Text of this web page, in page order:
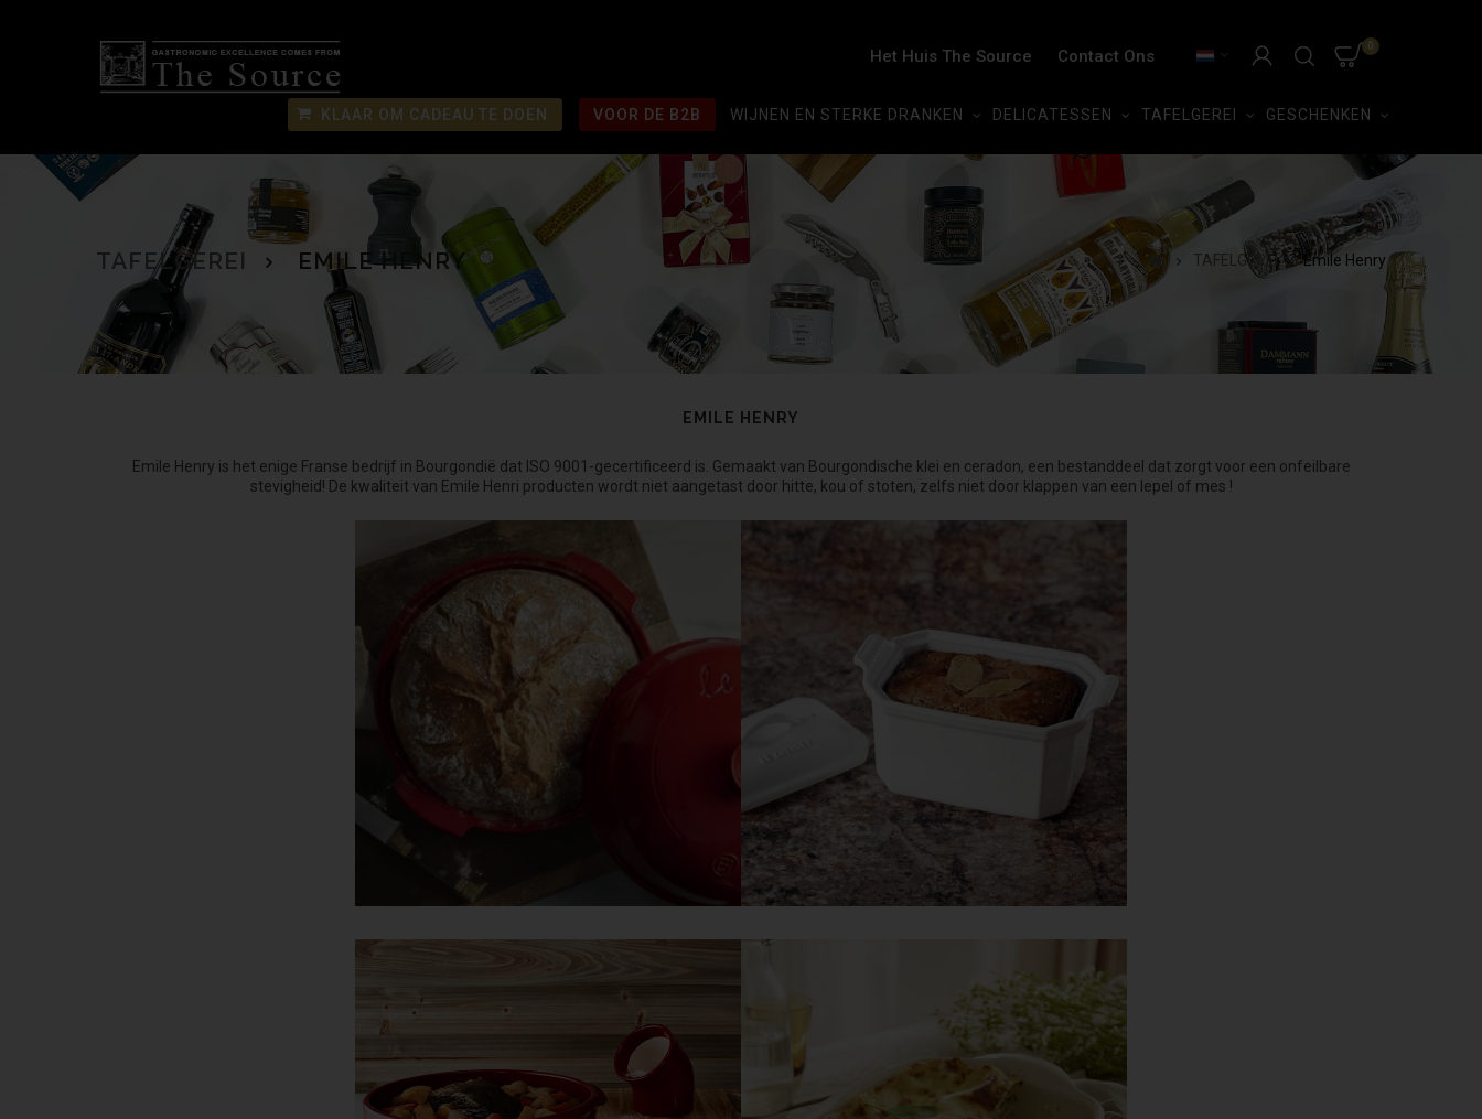
0
Het Huis The Source Contact Ons
KLAAR OM CADEAU TE DOEN VOOR DE B2B WIJNEN EN STERKE DRANKEN DELICATESSEN TAFELGEREI GESCHENKEN
TAFELGEREI EMILE HENRY TAFELGEREI Emile Henry
EMILE HENRY
Emile Henry is het enige Franse bedrijf in Bourgondië dat ISO 9001-gecertificeerd is. Gemaakt van Bourgondische klei en ceradon, een bestanddeel dat zorgt voor een onfeilbare
stevigheid! De kwaliteit van Emile Henri producten wordt niet aangetast door hitte, kou of stoten, zelfs niet door klappen van een lepel of mes !